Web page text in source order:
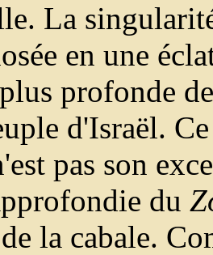
La
en une
profonde
d'Israël.
pas son
du
la cabale.